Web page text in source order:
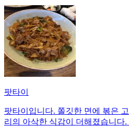
팟타이
팟타이입니다. 쫄깃한 면에 볶은
리의 아삭한 식감이 더해졌습니다